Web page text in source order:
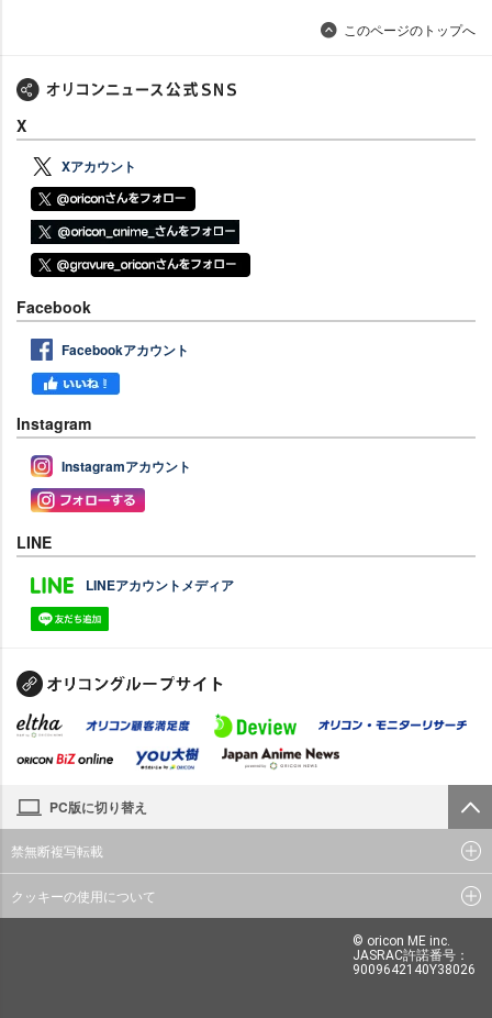
このページのトップへ
X
Xアカウント
Facebook
Facebookアカウント
Instagram
Instagramアカウント
LINE
LINEアカウントメディア
PC版に切り替え
禁無断複写転載
クッキーの使用について
© oricon ME inc.
JASRAC許諾番号：
9009642140Y38026